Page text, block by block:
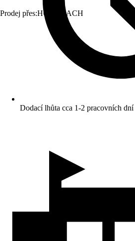
Prodej přes:HORNBACH
Dodací lhůta cca 1-2 pracovních dní